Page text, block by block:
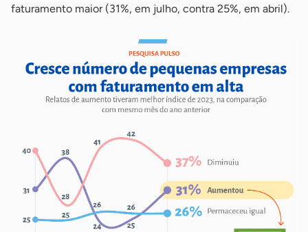
faturamento maior (31%, em julho, contra 25%, em abril).